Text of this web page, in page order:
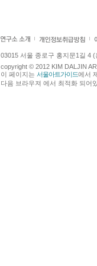
03015 서울 종로구 홍지문1길 4
copyright © 2012 KIM DALJIN
이 페이지는 서울아트가이드에서
다음 브라우져 에서 최적화 되어